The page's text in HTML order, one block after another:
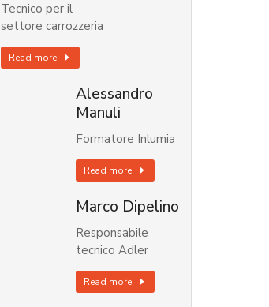
Tecnico per il
settore carrozzeria
Read more
Alessandro
Manuli
Formatore Inlumia
Read more
Marco Dipelino
Responsabile
tecnico Adler
Read more